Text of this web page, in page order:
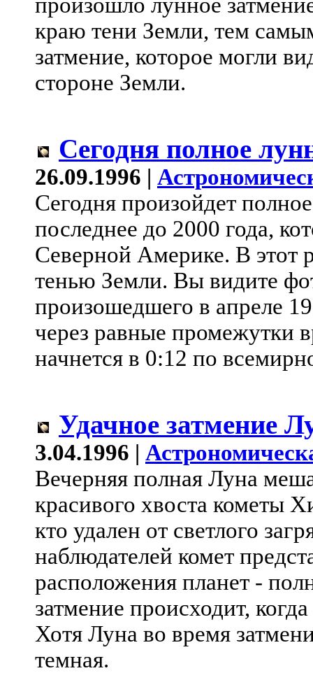
краю тени Земли, тем
затмение, которое могли
стороне Земли.
Сегодня полное
26.09.1996 |
Сегодня произойдет
последнее до 2000 года,
Северной Америке. В этот
тенью Земли. Вы видите
произошедшего в апреле
через равные промежутки
начнется в 0:12 по
Удачное затмение
3.04.1996 |
Вечерняя полная Луна
красивого хвоста кометы
кто удален от светлого
наблюдателей комет
расположения планет -
затмение происходит,
Хотя Луна во время
темная.